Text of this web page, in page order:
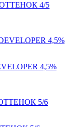
4/5
4,5%